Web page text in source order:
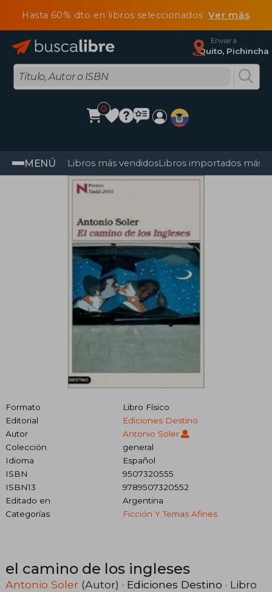
Hasta 60% dto en libros seleccionadosVer más
Enviar a
Quito, Pichincha
0
MENÚ Libros más vendidosLibros importados más
Formato
Libro Físico
Editorial
Ediciones Destino
Autor
Antonio Soler
Colección
general
Idioma
Español
ISBN
9507320555
ISBN13
9789507320552
Editado en
Argentina
Categorías
Ficción Y Temas Afines
el camino de los ingleses
Antonio Soler (Autor) · Ediciones Destino · Libro